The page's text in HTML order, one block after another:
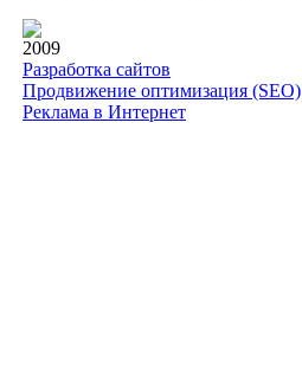
2009
Разработка сайтов
Продвижение оптимизация (SEO)
Реклама в Интернет